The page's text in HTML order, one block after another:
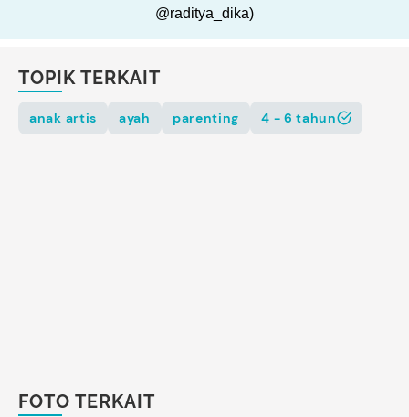
@raditya_dika)
TOPIK TERKAIT
anak artis ayah parenting 4 - 6 tahun
FOTO TERKAIT